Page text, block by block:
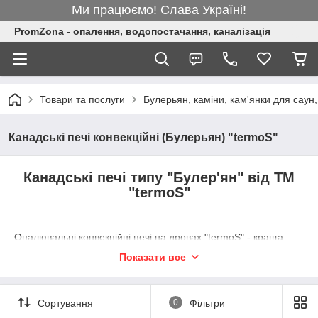
Ми працюємо! Слава Україні!
PromZona - опалення, водопостачання, каналізація
Товари та послуги Булерьян, каміни, кам'янки для саун,
Канадські печі конвекційні (Булерьян) "termoS"
Канадські печі типу "Булер'ян" від ТМ
"termoS"
Опалювальні конвекційні печі на дровах "termoS" - краща
В даній категорії представлені 8 моделей печей, які здатні
печі пофарбовані термостійкою фарбою, яка витримує
Показати все
Сортування 0 Фільтри